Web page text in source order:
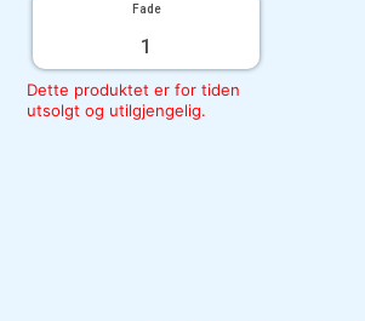
Fade
1
Dette produktet er for tiden
utsolgt og utilgjengelig.